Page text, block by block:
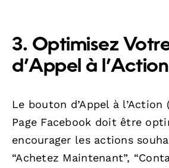
3. Optimisez
d’Appel à l’Action
Le bouton d’Appel à l’Action
Page Facebook doit être
encourager les actions
“Achetez Maintenant”,